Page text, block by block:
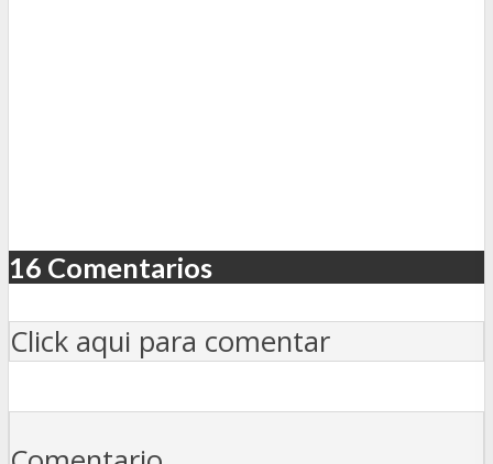
16 Comentarios
Click aqui para comentar